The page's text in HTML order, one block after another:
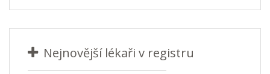
Nejnovější lékaři v registru